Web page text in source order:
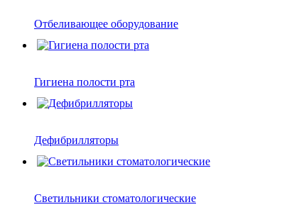
Отбеливающее оборудование
Гигиена полости рта
Дефибрилляторы
Светильники стоматологические